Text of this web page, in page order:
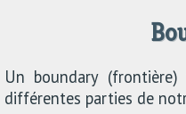
Un boundary
différentes parties de